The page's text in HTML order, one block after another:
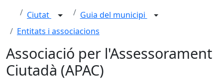
Ciutat
Guia del municipi
Entitats i associacions
Associació per l'Assessorament
Ciutadà (APAC)